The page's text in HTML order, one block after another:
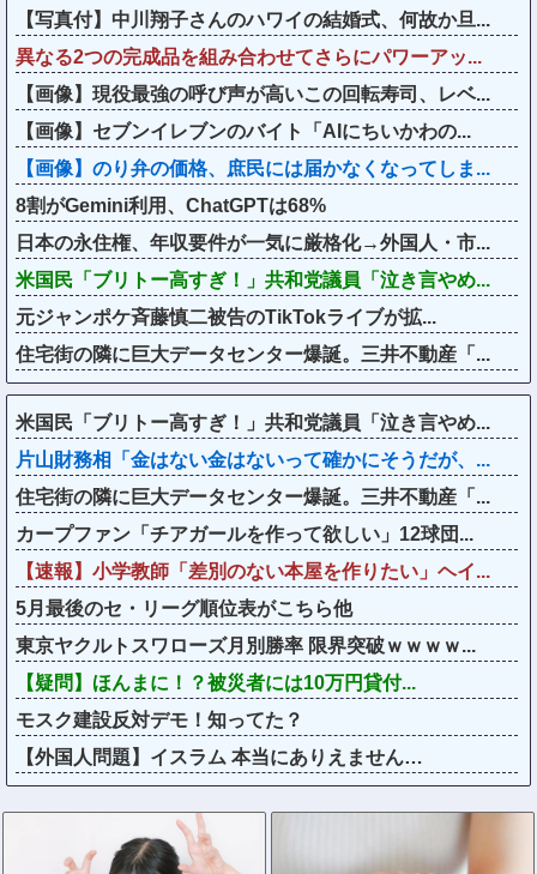
【写真付】中川翔子さんのハワイの結婚式、何故か旦...
異なる2つの完成品を組み合わせてさらにパワーアッ...
【画像】現役最強の呼び声が高いこの回転寿司、レベ...
【画像】セブンイレブンのバイト「AIにちいかわの...
【画像】のり弁の価格、庶民には届かなくなってしま...
8割がGemini利用、ChatGPTは68%
日本の永住権、年収要件が一気に厳格化→外国人・市...
米国民「ブリトー高すぎ！」共和党議員「泣き言やめ...
元ジャンポケ斉藤慎二被告のTikTokライブが拡...
住宅街の隣に巨大データセンター爆誕。三井不動産「...
米国民「ブリトー高すぎ！」共和党議員「泣き言やめ...
片山財務相「金はない金はないって確かにそうだが、...
住宅街の隣に巨大データセンター爆誕。三井不動産「...
カープファン「チアガールを作って欲しい」12球団...
【速報】小学教師「差別のない本屋を作りたい」ヘイ...
5月最後のセ・リーグ順位表がこちら他
東京ヤクルトスワローズ月別勝率 限界突破ｗｗｗｗ...
【疑問】ほんまに！？被災者には10万円貸付...
モスク建設反対デモ！知ってた？
【外国人問題】イスラム 本当にありえません…